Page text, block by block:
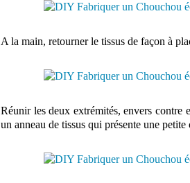
A la main, retourner le tissus de façon à
Réunir les deux extrémités, envers contre
un anneau de tissus qui présente une petite